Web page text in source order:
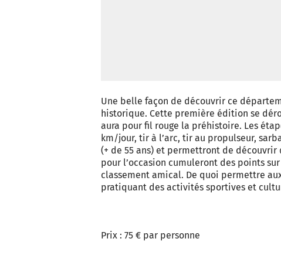
Une belle façon de découvrir ce
historique. Cette première édition se
aura pour fil rouge la préhistoire. Les
km/jour, tir à l’arc, tir au propulseur,
(+ de 55 ans) et permettront de
pour l’occasion cumuleront des points
classement amical. De quoi permettre
pratiquant des activités sportives et
Prix : 75 € par personne